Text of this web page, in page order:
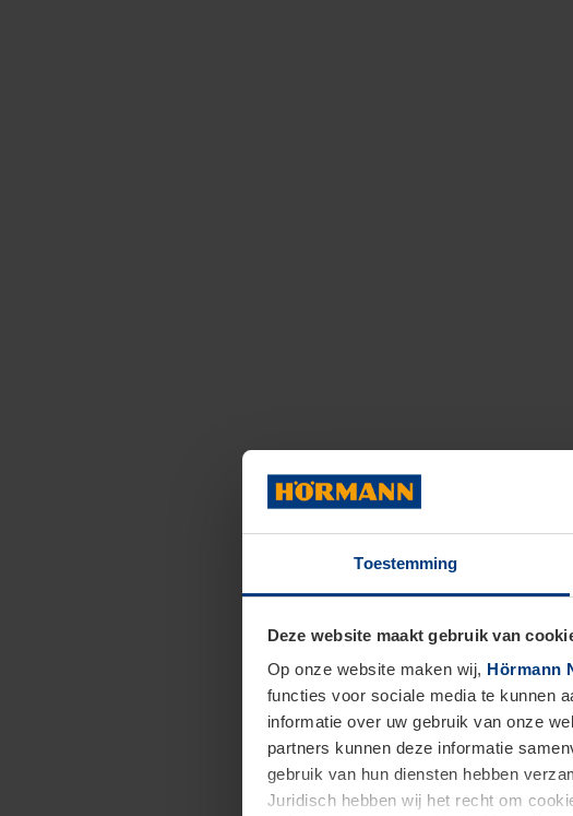
Toestemming
Deze website maakt gebruik van
Op onze website maken wij, Hörmann
functies voor sociale media te kunnen
informatie over uw gebruik van onze
partners kunnen deze informatie
gebruik van hun diensten hebben
Juridisch hebben wij het recht om